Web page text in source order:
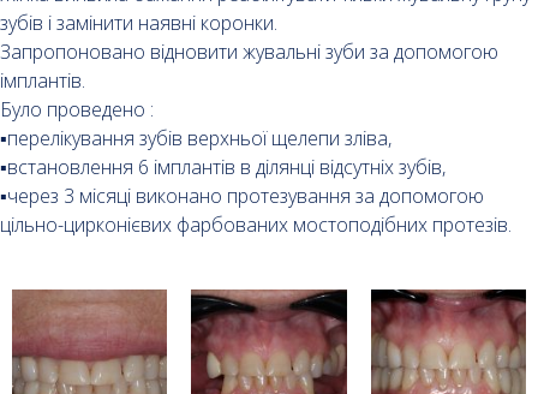
зубів і замінити наявні коронки.
Запропоновано відновити жувальні зуби за допомогою
імплантів.
Було проведено :
▪️перелікування зубів верхньої щелепи зліва,
▪️встановлення 6 імплантів в ділянці відсутніх зубів,
▪️через 3 місяці виконано протезування за допомогою
цільно-цирконієвих фарбованих мостоподібних протезів.